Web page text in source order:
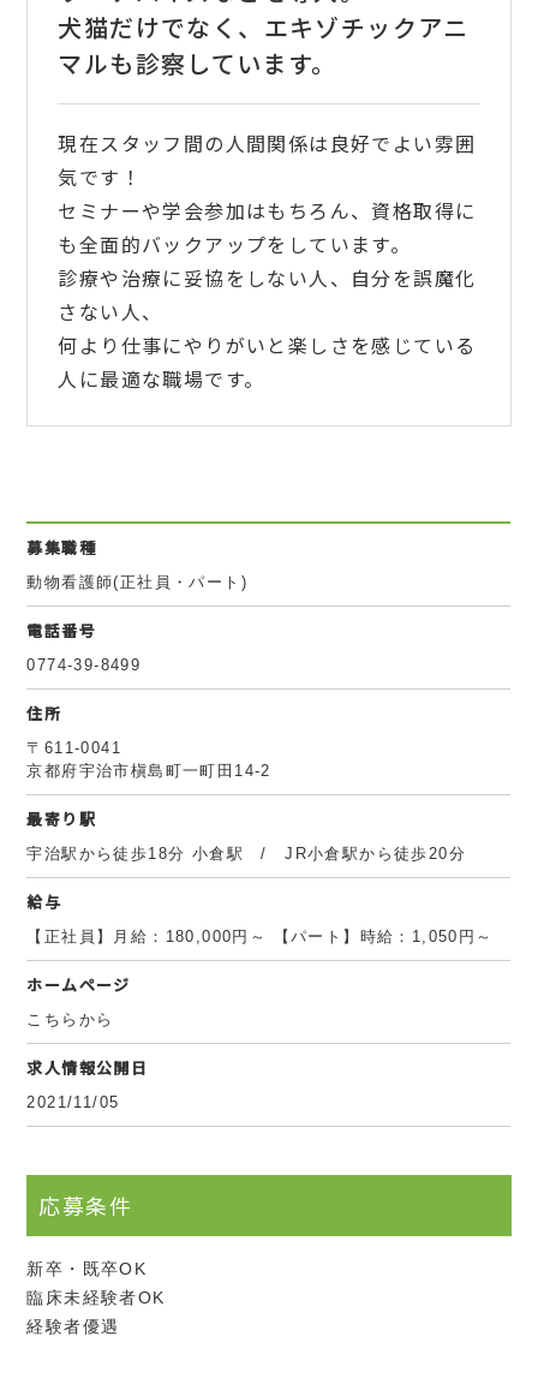
犬猫だけでなく、エキゾチックアニ
マルも診察しています。
現在スタッフ間の人間関係は良好でよい雰囲
気です！
セミナーや学会参加はもちろん、資格取得に
も全面的バックアップをしています。
診療や治療に妥協をしない人、自分を誤魔化
さない人、
何より仕事にやりがいと楽しさを感じている
人に最適な職場です。
募集職種
動物看護師(正社員・パート)
電話番号
0774-39-8499
住所
〒611-0041
京都府宇治市槇島町一町田14-2
最寄り駅
宇治駅から徒歩18分 小倉駅 / JR小倉駅から徒歩20分
給与
【正社員】月給：180,000円～ 【パート】時給：1,050円～
ホームページ
こちらから
求人情報公開日
2021/11/05
応募条件
新卒・既卒OK
臨床未経験者OK
経験者優遇